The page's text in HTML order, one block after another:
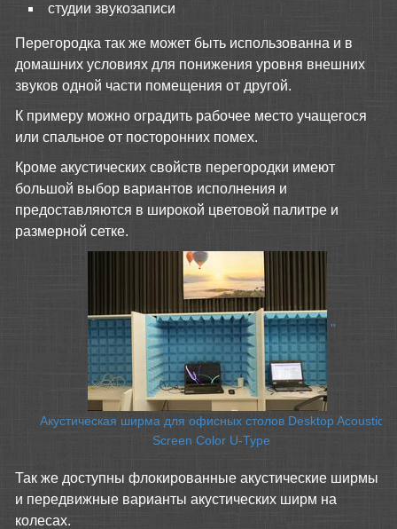
студии звукозаписи
Перегородка так же может быть использованна и в
домашних условиях для понижения уровня внешних
звуков одной части помещения от другой.
К примеру можно оградить рабочее место учащегося
или спальное от посторонних помех.
Кроме акустических свойств перегородки имеют
большой выбор вариантов исполнения и
предоставляются в широкой цветовой палитре и
размерной сетке.
"
Акустическая ширма для офисных столов Desktop Acoustic
Screen Color U-Type
Так же доступны флокированные акустические ширмы
и передвижные варианты акустических ширм на
колесах.